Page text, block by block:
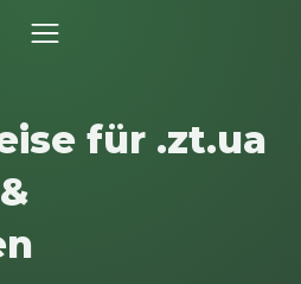
für .zt.ua